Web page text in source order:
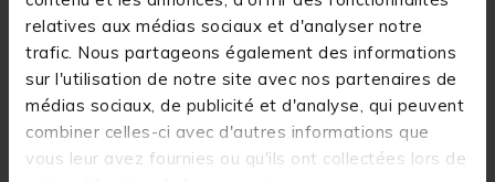
relatives aux médias sociaux et d'analyser notre
trafic. Nous partageons également des informations
sur l'utilisation de notre site avec nos partenaires de
médias sociaux, de publicité et d'analyse, qui peuvent
combiner celles-ci avec d'autres informations que
vous leur avez fournies ou qu'ils ont collectées lors de
performant pour affronter le silure, un poisson
puissant qui demande un matériel irréprochable.
Grâce à sa conception robuste et à son piquant
optimisé, il assure une tenue parfaite sur les
montages spécialisés et les leurres dédiés à ce
prédateur hors norme.